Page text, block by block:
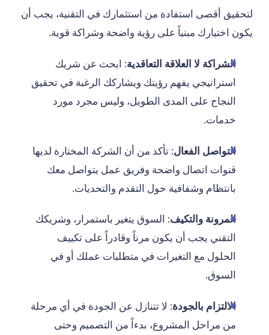
لتحقيق أقصى استفادة من استثمارك في التقنية، يجب أن
يكون اختيارك مبنياً على رؤية واضحة وشراكة قوية.
الشراكة لا العلاقة التعاقدية: ابحث عن شريك
استراتيجي يفهم رؤيتك ويشاركك الرغبة في تحقيق
النجاح على المدى الطويل، وليس مجرد مورد
خدمات.
التواصل الفعال: تأكد من أن الشركة المختارة لديها
قنوات اتصال واضحة وفريق عمل يتواصل معك
بانتظام وشفافية حول التقدم والتحديات.
المرونة والتكيف: السوق يتغير باستمرار، وشريكك
التقني يجب أن يكون مرناً وقادراً على تكييف
الحلول مع التغيرات في متطلبات عملك أو في
السوق.
الالتزام بالجودة: لا تتنازل عن الجودة في أي مرحلة
من مراحل المشروع، بدءاً من التصميم وحتى